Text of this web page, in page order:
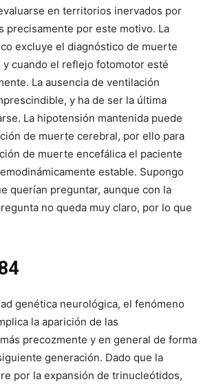
en territorios inervados por
precisamente por este motivo. La
excluye el diagnóstico de muerte
cuando el reflejo fotomotor esté
La ausencia de ventilación
y ha de ser la última
La hipotensión mantenida puede
de muerte cerebral, por ello para
de muerte encefálica el paciente
estable. Supongo
querían preguntar, aunque con la
no queda muy claro, por lo que
genética neurológica, el fenómeno
la aparición de las
precozmente y en general de forma
generación. Dado que la
por la expansión de trinucleótidos,